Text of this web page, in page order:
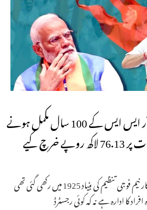
مرکزی حکومت نے آر ایس ایس کے 100 سال مکمل ہونے
خرچ کیے
دائیں بازو کی ہندوتوا رضاکار نیم فوجی تنظیم کی بنیاد 1925 میں رکھی گئی تھی
کا ادارہ ہے نہ کہ کوئی رجسٹرڈ